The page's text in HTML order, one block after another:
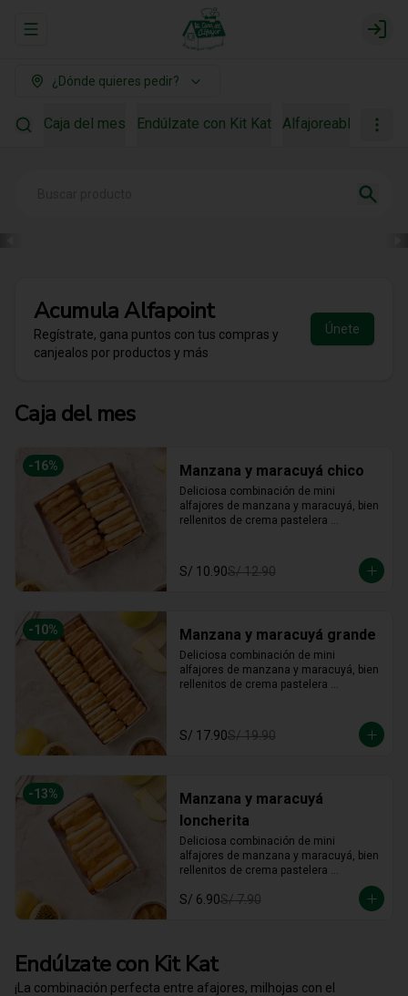
Abrir menu de navegación Login
¿Dónde quieres pedir?
Caja del mes Endúlzate con Kit Kat Alfajoreable Para
AcumulaAlfapoint
Regístrate, gana puntos con tus compras y
canjealos por productos y más
Únete
Caja del mes
-16% Manzana y maracuyá chico
Deliciosa combinación de mini
alfajores de manzana y maracuyá, bien
rellenitos de crema pastelera
S/ 10.90S/ 12.90
-10% Manzana y maracuyá grande
Deliciosa combinación de mini
alfajores de manzana y maracuyá, bien
rellenitos de crema pastelera
S/ 17.90S/ 19.90
-13%
Manzana y maracuyá
loncherita
Deliciosa combinación de mini
alfajores de manzana y maracuyá, bien
rellenitos de crema pastelera
crema de maracuyá... Irresistible!!
S/ 6.90S/ 7.90
Endúlzate con Kit Kat
¡La combinación perfecta entre afajores, milhojas con el